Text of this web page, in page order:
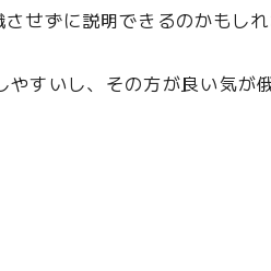
せずに説明できるのかもしれ
すいし、その方が良い気が